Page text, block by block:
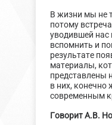
В жизни мы не
потому
уводившей
вспомнить и
результате
материалы,
представлены
в них, конечно
современным
Говорит А.В.